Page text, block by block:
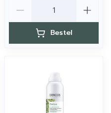
Bestel